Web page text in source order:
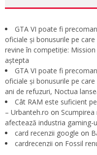
GTA VI poate fi
oficiale și bonusurile pe
revine în competiție:
aștepta
GTA VI poate fi
oficiale și bonusurile pe
ani de refuzuri, Noctua
Cât RAM este suficient
– Urbanteh.ro on
afectează industria gaming-
card recenzii google on
cardrecenzii on Fossil